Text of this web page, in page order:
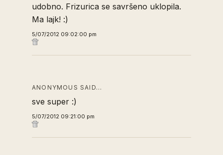
udobno. Frizurica se savršeno uklopila.
Ma lajk! :)
5/07/2012 09:02:00 pm
ANONYMOUS SAID…
sve super :)
5/07/2012 09:21:00 pm